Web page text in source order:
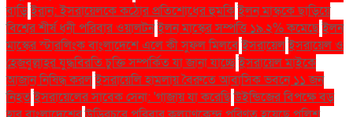
বাড়িইরান: ইসরায়েলকে কঠোর প্রতিশোধের হুমকিইলন মাস্ককে ছাড়িয়ে
বিশ্বের শীর্ষ ধনী পরিবার ওয়ালটনইলন মাস্কের সম্পত্তি ১৯.২% কমেছেইলন
মাস্কের স্টারলিংক বাংলাদেশে এলে কী সুফল মিলবেইসরায়েলইসরায়েল ও
হেজবুল্লাহর যুদ্ধবিরতি চুক্তি সম্পর্কিত যা জানা যাচ্ছেইসরায়েল মাইকে
আজান নিষিদ্ধ করলইসরায়েলি হামলায় বৈরুতে আবাসিক ভবনে ১১ জন
নিহতইসরায়েলের সাবেক সেনা: 'গাজায় যা করেছিউইন্ডিজের বিপক্ষে বড়